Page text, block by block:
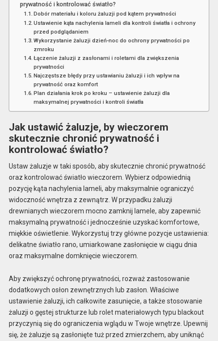
prywatność i kontrolować światło?
Dobór materiału i koloru żaluzji pod kątem prywatności
Ustawienie kąta nachylenia lameli dla kontroli światła i ochrony
przed podglądaniem
Wykorzystanie żaluzji dzień-noc do ochrony prywatności po
zmroku
Łączenie żaluzji z zasłonami i roletami dla zwiększenia
prywatności
Najczęstsze błędy przy ustawianiu żaluzji i ich wpływ na
prywatność oraz komfort
Plan działania krok po kroku – ustawienie żaluzji dla
maksymalnej prywatności i kontroli światła
Jak ustawić żaluzje, by wieczorem
skutecznie chronić prywatność i
kontrolować światło?
Ustaw żaluzje w taki sposób, aby skutecznie chronić prywatność
oraz kontrolować światło wieczorem. Wybierz odpowiednią
pozycję kąta nachylenia lameli, aby maksymalnie ograniczyć
widoczność wnętrza z zewnątrz. W przypadku żaluzji
drewnianych wieczorem mocno zamknij lamele, aby zapewnić
maksymalną prywatność i jednocześnie uzyskać komfortowe,
miękkie oświetlenie. Wykorzystuj trzy główne pozycje ustawienia:
delikatne światło rano, umiarkowane zasłonięcie w ciągu dnia
oraz maksymalne domknięcie wieczorem.
Aby zwiększyć ochronę prywatności, rozważ zastosowanie
dodatkowych osłon zewnętrznych lub zasłon. Właściwe
ustawienie żaluzji, ich całkowite zasunięcie, a także stosowanie
żaluzji o gęstej strukturze lub rolet materiałowych typu blackout
przyczynią się do ograniczenia wglądu w Twoje wnętrze. Upewnij
się, że żaluzje są zasłonięte tuż przed zmierzchem, aby uniknąć